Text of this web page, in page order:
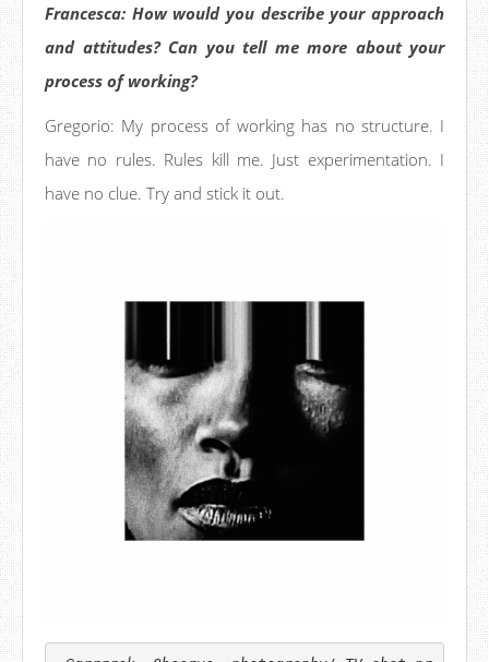
Francesca: How would you describe your approach
and attitudes? Can you tell me more about your
process of working?
Gregorio: My process of working has no structure. I
have no rules. Rules kill me. Just experimentation. I
have no clue. Try and stick it out.